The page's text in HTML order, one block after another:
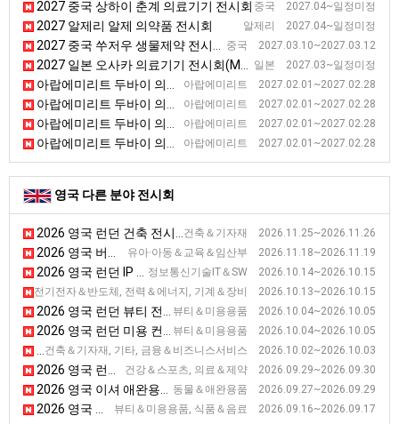
중국 2027.04~일정미정
2027 중국 상하이 춘계 의료기기 전시회
알제리 2027.04~일정미정
2027 알제리 알제 의약품 전시회
중국 2027.03.10~2027.03.12
2027 중국 쑤저우 생물제약 전시회(BIO China) [BIO China]
일본 2027.03~일정미정
2027 일본 오사카 의료기기 전시회(Medical)
아랍에미리트 2027.02.01~2027.02.28
아랍에미리트 두바이 의료진단기기 전시회
아랍에미리트 2027.02.01~2027.02.28
아랍에미리트 두바이 의료진단기기 전시회
아랍에미리트 2027.02.01~2027.02.28
아랍에미리트 두바이 의료진단기기 전시회
아랍에미리트 2027.02.01~2027.02.28
아랍에미리트 두바이 의료진단기기 전시회
영국 다른 분야 전시회
건축＆기자재 2026.11.25~2026.11.26
2026 영국 런던 건축 전시회
유아·아동＆교육＆임산부 2026.11.18~2026.11.19
2026 영국 버밍햄 학교 및 아카데미 전시회 [SAA Show]
정보통신기술IT＆SW 2026.10.14~2026.10.15
2026 영국 런던 IP 전시회 [IPE]
비스, 전기전자＆반도체, 전력＆에너지, 기계＆장비 2026.10.13~2026.10.15
2026 영국 런던 네트워크 인프라 전시회 [Capacity Europe]
뷰티＆미용용품 2026.10.04~2026.10.05
2026 영국 런던 뷰티 전시회
뷰티＆미용용품 2026.10.04~2026.10.05
2026 영국 런던 미용 컨퍼런스 & 전시회
건축＆기자재, 기타, 금융＆비즈니스서비스 2026.10.02~2026.10.03
건강＆스포츠, 의료＆제약 2026.09.29~2026.09.30
2026 영국 런던 의료기기 전시회 [Healthcare Excellence Through Technology]
동물＆애완용품 2026.09.27~2026.09.29
2026 영국 이셔 애완용품 전시회
뷰티＆미용용품, 식품＆음료 2026.09.16~2026.09.17
2026 영국 런던 유기농 상품 전시회 [NOPEX 2026]